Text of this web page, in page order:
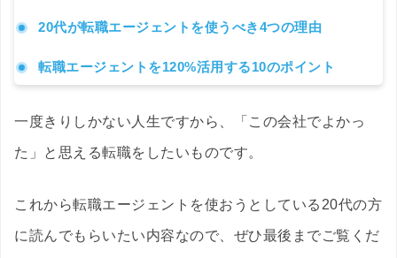
20代が転職エージェントを使うべき4つの理由
転職エージェントを120%活用する10のポイント
一度きりしかない人生ですから、「この会社でよかっ
た」と思える転職をしたいものです。
これから転職エージェントを使おうとしている20代の方
に読んでもらいたい内容なので、ぜひ最後までご覧くだ